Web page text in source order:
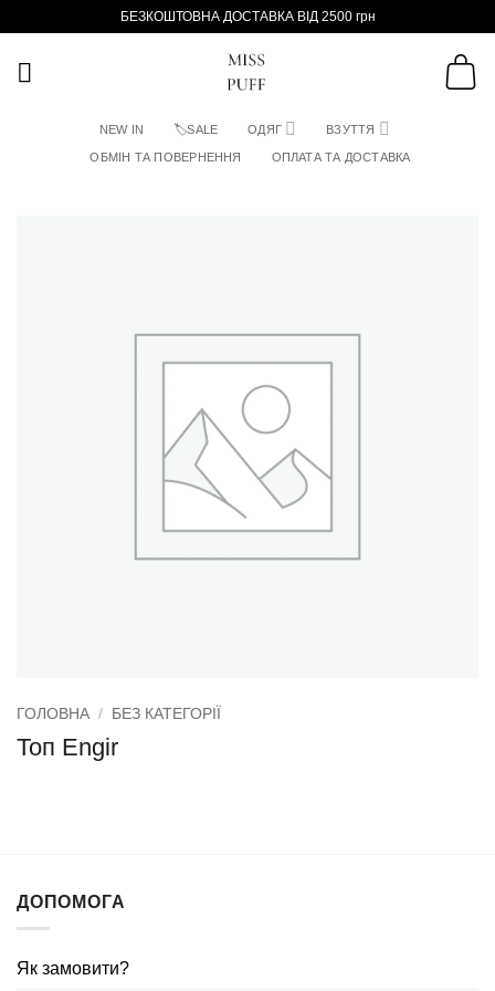
БЕЗКОШТОВНА ДОСТАВКА ВІД 2500 грн
NEW IN 🏷SALE ОДЯГ ВЗУТТЯ
ОБМІН ТА ПОВЕРНЕННЯ ОПЛАТА ТА ДОСТАВКА
ГОЛОВНА / БЕЗ КАТЕГОРІЇ
Топ Engir
ДОПОМОГА
Як замовити?